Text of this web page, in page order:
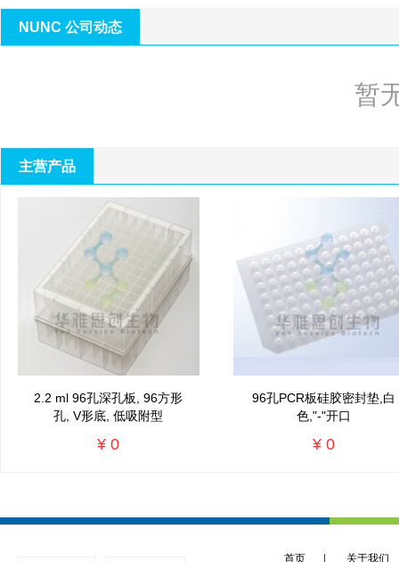
NUNC 公司动态
暂
主营产品
2.2 ml 96孔深孔板, 96方形
孔, V形底, 低吸附型
¥ 0
96孔PCR板硅胶密封垫,白
色,"-"开口
¥ 0
首页 关于我们